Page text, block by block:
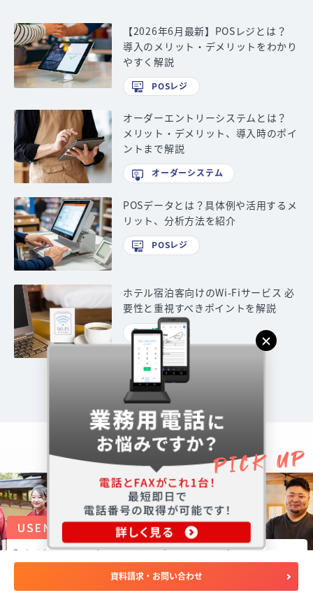
【2026年6月最新】POSレジとは？
導入のメリット・デメリットをわかり
やすく解説
POSレジ
オーダーエントリーシステムとは？
メリット・デメリット、導入時のポイ
ントまで解説
オーダーシステム
POSデータとは？具体例や活用するメ
リット、分析方法を紹介
POSレジ
ホテル宿泊客向けのWi-Fiサービス 必
要性と重視すべきポイントを解説
通信
資料請求・お問い合わせ